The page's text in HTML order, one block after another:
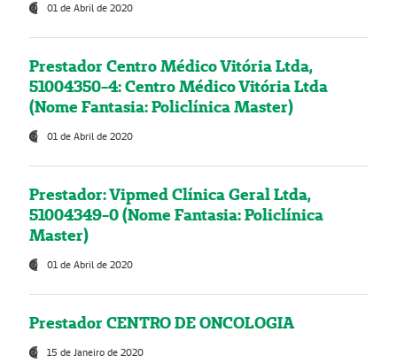
01 de Abril de 2020
Prestador Centro Médico Vitória Ltda,
51004350-4: Centro Médico Vitória Ltda
(Nome Fantasia: Policlínica Master)
01 de Abril de 2020
Prestador: Vipmed Clínica Geral Ltda,
51004349-0 (Nome Fantasia: Policlínica
Master)
01 de Abril de 2020
Prestador CENTRO DE ONCOLOGIA
15 de Janeiro de 2020